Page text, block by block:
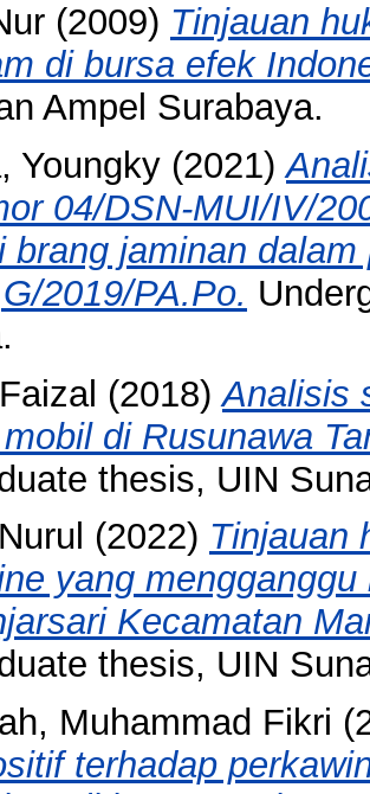
(2009) Tinjauan
di bursa efek
Ampel Surabaya.
Youngky (2021)
04/DSN-MUI/IV/
brang jaminan
2019/PA.Po.
(2018)Analisis
di Rusunawa
thesis, UIN
(2022) Tinjauan
yang
Kecamatan
thesis, UIN
Muhammad Fikri
terhadap